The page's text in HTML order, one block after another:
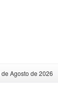
Agosto de 2026